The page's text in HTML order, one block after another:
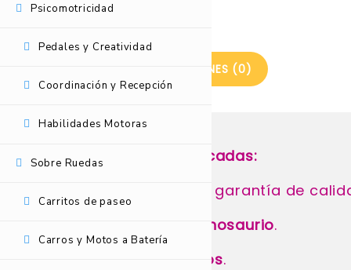
Psicomotricidad
Pedales y Creatividad
Coordinación y Recepción
Habilidades Motoras
Sobre Ruedas
Carritos de paseo
Carros y Motos a Batería
VALORACIONES (0)
Características destacadas:
(Europa), garantía de
dinosaurio.
3 niños.